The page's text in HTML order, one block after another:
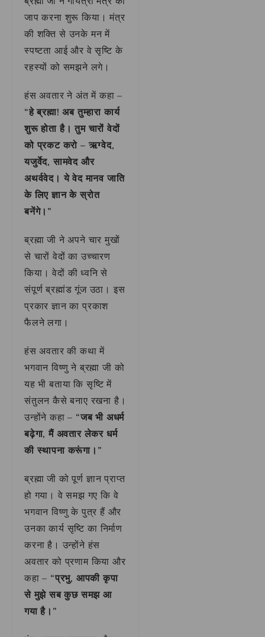
जाप करना शुरू किया। मंत्र
की शक्ति से उनके मन में
स्पष्टता आई और वे सृष्टि के
रहस्यों को समझने लगे।
हंस अवतार ने अंत में कहा –
“हे ब्रह्मा! अब तुम्हारा कार्य
शुरू होता है। तुम चारों वेदों
को प्रकट करो – ऋग्वेद,
यजुर्वेद, सामवेद और
अथर्ववेद। ये वेद मानव जाति
के लिए ज्ञान के स्रोत
बनेंगे।”
ब्रह्मा जी ने अपने चार मुखों
से चारों वेदों का उच्चारण
किया। वेदों की ध्वनि से
संपूर्ण ब्रह्मांड गूंज उठा। इस
प्रकार ज्ञान का प्रकाश
फैलने लगा।
हंस अवतार की कथा में
भगवान विष्णु ने ब्रह्मा जी को
यह भी बताया कि सृष्टि में
संतुलन कैसे बनाए रखना है।
उन्होंने कहा – “जब भी अधर्म
बढ़ेगा, मैं अवतार लेकर धर्म
की स्थापना करूंगा।”
ब्रह्मा जी को पूर्ण ज्ञान प्राप्त
हो गया। वे समझ गए कि वे
भगवान विष्णु के पुत्र हैं और
उनका कार्य सृष्टि का निर्माण
करना है। उन्होंने हंस
अवतार को प्रणाम किया और
कहा – “प्रभु, आपकी कृपा
से मुझे सब कुछ समझ आ
गया है।”